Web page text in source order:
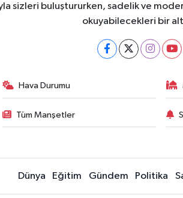
sizleri buluştururken, sadelik ve
okuyabilecekleri bir
Hava Durumu
Tüm Manşetler
Dünya Eğitim Gündem Politika